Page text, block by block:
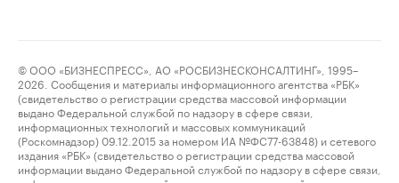
© ООО «БИЗНЕСПРЕСС», АО «РОСБИЗНЕСКОНСАЛТИНГ», 1995–
2026. Сообщения и материалы информационного агентства «РБК»
(свидетельство о регистрации средства массовой информации
выдано Федеральной службой по надзору в сфере связи,
информационных технологий и массовых коммуникаций
(Роскомнадзор) 09.12.2015 за номером ИА №ФС77-63848) и сетевого
издания «РБК» (свидетельство о регистрации средства массовой
информации выдано Федеральной службой по надзору в сфере связи,